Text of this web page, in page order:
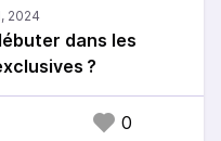
dans les
?
0